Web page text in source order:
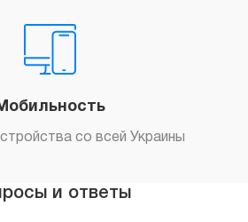
со всей Украины
и ответы